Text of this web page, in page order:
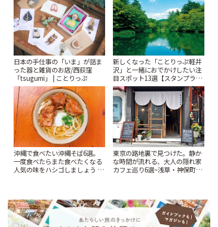
日本の手仕事の「いま」が詰ま
った器と雑貨のお店/西荻窪
「tsugumi」 | ことりっぷ
新しくなった「ことりっぷ軽井
沢」と一緒におでかけしたい注
目スポット13選【スタンプラリ
ー開催中】 | ことりっぷ
沖縄で食べたい沖縄そば6選。
一度食べたらまた食べたくなる
人気の味をハシゴしましょう |
東京の路地裏で見つけた。静か
な時間が流れる、大人の隠れ家
カフェ巡り6選~浅草・神保町・